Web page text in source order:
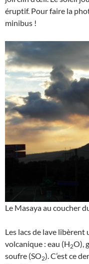
éruptif. Pour faire la
minibus !
Le Masaya au coucher
Les lacs de lave
volcanique : eau (H2O),
soufre (SO2). C’est ce